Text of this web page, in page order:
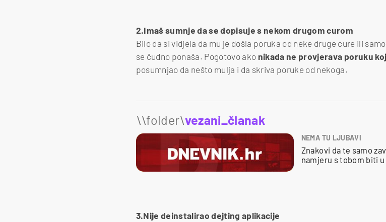
2.Imaš sumnje da se dopisuje s nekom drugom curom
Bilo da si vidjela da mu je došla poruka od neke druge cure ili
se čudno ponaša. Pogotovo ako nikada ne provjerava poruku
posumnjao da nešto mulja i da skriva poruke od nekoga.
\\folder\vezani_članak
NEMA TU LJUBAVI
Znakovi da te samo
namjeru s tobom biti u
3.Nije deinstalirao dejting aplikacije